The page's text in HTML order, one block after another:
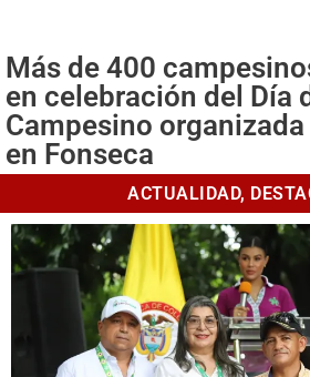
Más de 400
en celebración del Día
Campesino organizada
en Fonseca
ACTUALIDAD,